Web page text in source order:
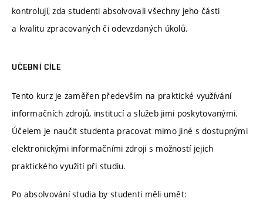
kontrolují, zda studenti absolvovali všechny jeho části
a kvalitu zpracovaných či odevzdaných úkolů.
UČEBNÍ CÍLE
Tento kurz je zaměřen především na praktické využívání
informačních zdrojů, institucí a služeb jimi poskytovanými.
Účelem je naučit studenta pracovat mimo jiné s dostupnými
elektronickými informačními zdroji s možností jejich
praktického využití při studiu.
Po absolvování studia by studenti měli umět: